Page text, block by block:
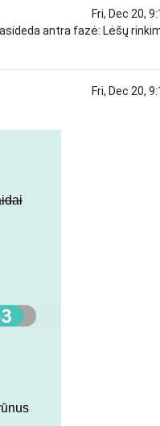
Fri, Dec 20,
antra fazė: Lėšų
Fri, Dec 20,